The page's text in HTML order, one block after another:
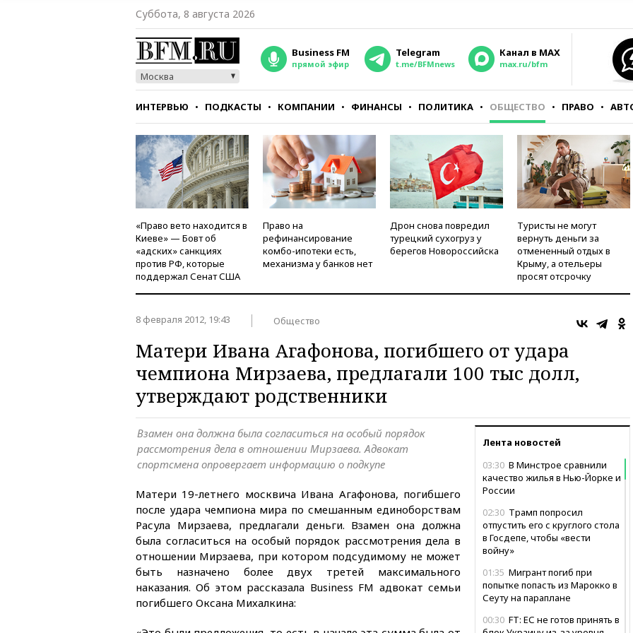
Суббота, 8 августа 2026
Москва
Business FM
прямой эфир
Telegram
t.me/BFMnews
Канал в MAX
max.ru/bfm
ИНТЕРВЬЮ ПОДКАСТЫ КОМПАНИИ ФИНАНСЫ ПОЛИТИКА ОБЩЕСТВО ПРАВО
СТИЛЬ ТЕСТЫ
«Право вето находится в
Киеве» — Бовт об
«адских» санкциях
против РФ, которые
поддержал Сенат США
Право на
рефинансирование
комбо-ипотеки есть,
механизма у банков нет
Дрон снова повредил
турецкий сухогруз у
берегов Новороссийска
Туристы не могут
вернуть деньги за
отмененный отдых в
Крыму, а отельеры
просят отсрочку
8 февраля 2012, 19:43 Общество
Матери Ивана Агафонова, погибшего от удара
чемпиона Мирзаева, предлагали 100 тыс долл,
утверждают родственники
Лента новостей
03:30 В Минстрое сравнили
качество жилья в Нью-Йорке и
России
02:30 Трамп попросил
отпустить его с круглого стола
в Госдепе, чтобы «вести
войну»
01:35 Мигрант погиб при
попытке попасть из Марокко в
Сеуту на параплане
00:30 FT: ЕС не готов принять в
Взамен она должна была согласиться на особый порядок
рассмотрения дела в отношении Мирзаева. Адвокат
спортсмена опровергает информацию о подкупе
Матери 19-летнего москвича Ивана Агафонова, погибшего
после удара чемпиона мира по смешанным единоборствам
Расула Мирзаева, предлагали деньги. Взамен она должна
была согласиться на особый порядок рассмотрения дела в
отношении Мирзаева, при котором подсудимому не может
быть назначено более двух третей максимального
наказания. Об этом рассказала Business FM адвокат семьи
погибшего Оксана Михалкина: